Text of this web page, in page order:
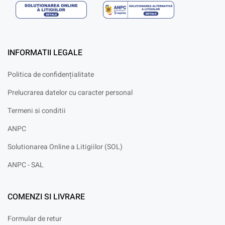
INFORMATII LEGALE
Politica de confidențialitate
Prelucrarea datelor cu caracter personal
Termeni si conditii
ANPC
Solutionarea Online a Litigiilor (SOL)
ANPC - SAL
COMENZI SI LIVRARE
Formular de retur